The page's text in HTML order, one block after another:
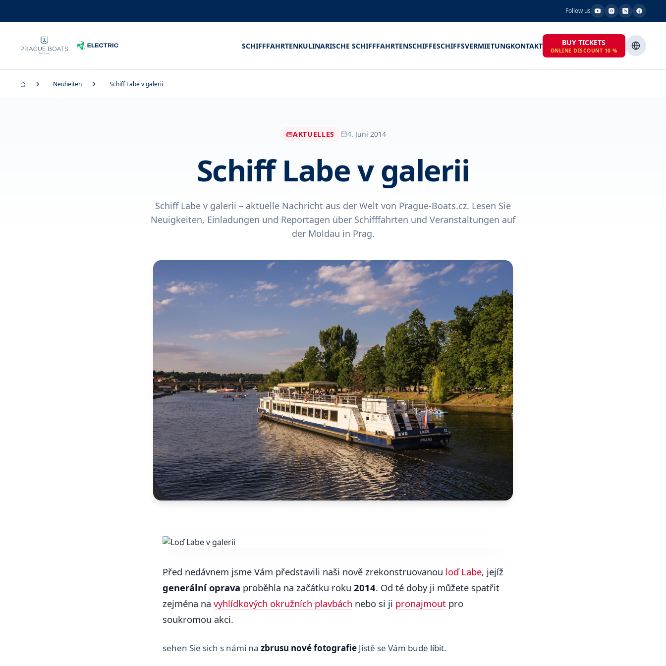
Follow us
SCHIFFFAHRTENKULINARISCHE SCHIFFFAHRTENSCHIFFESCHIFFSVERMIETUNGKONTAKT BUY TICKETS
ONLINE DISCOUNT 10 %
Neuheiten Schiff Labe v galerii
AKTUELLES 4. Juni 2014
Schiff Labe v galerii
Schiff Labe v galerii – aktuelle Nachricht aus der Welt von Prague-Boats.cz. Lesen Sie
Neuigkeiten, Einladungen und Reportagen über Schifffahrten und Veranstaltungen auf
der Moldau in Prag.
Před nedávnem jsme Vám představili naši nově zrekonstruovanou loď Labe, jejíž
generální oprava proběhla na začátku roku 2014. Od té doby ji můžete spatřit
zejména na vyhlídkových okružních plavbách nebo si ji pronajmout pro
soukromou akci.
sehen Sie sich s námi na zbrusu nové fotografie Jistě se Vám bude líbit.